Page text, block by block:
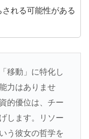
れる可能性がある
移動」に特化し
力はありませ
的優位は、チー
します。リソー
う彼女の哲学を